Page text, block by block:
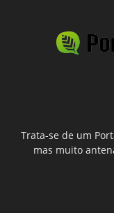
Trata-se de um
mas muito